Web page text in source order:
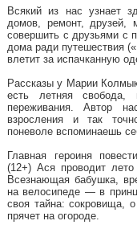
Всякий из нас узнает
домов, ремонт,
совершить с друзьями с
дома ради путешествия
влетит за испачканную
Рассказы у Марии
есть летняя
переживания. Автор
взросления и так
поневоле вспоминаешь
Главная героиня
(12+) Ася проводит
Всезнающая бабушка,
на велосипеде — в
своя тайна: сокровища,
прячет на огороде.